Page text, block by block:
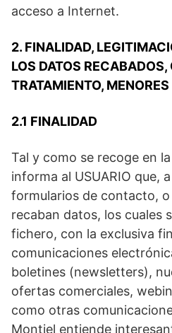
acceso a Internet.
2. FINALIDAD,
LOS DATOS
TRATAMIENTO, MENORES
2.1 FINALIDAD
Tal y como se recoge en
informa al USUARIO que,
formularios de contacto,
recaban datos, los cuales
fichero, con la exclusiva
comunicaciones
boletines (newsletters),
ofertas comerciales,
como otras
Montiel entiende